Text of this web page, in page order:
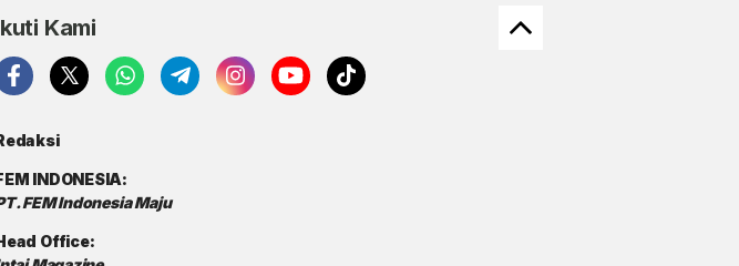
Kami
INDONESIA:
FEM Indonesia Maju
Office: